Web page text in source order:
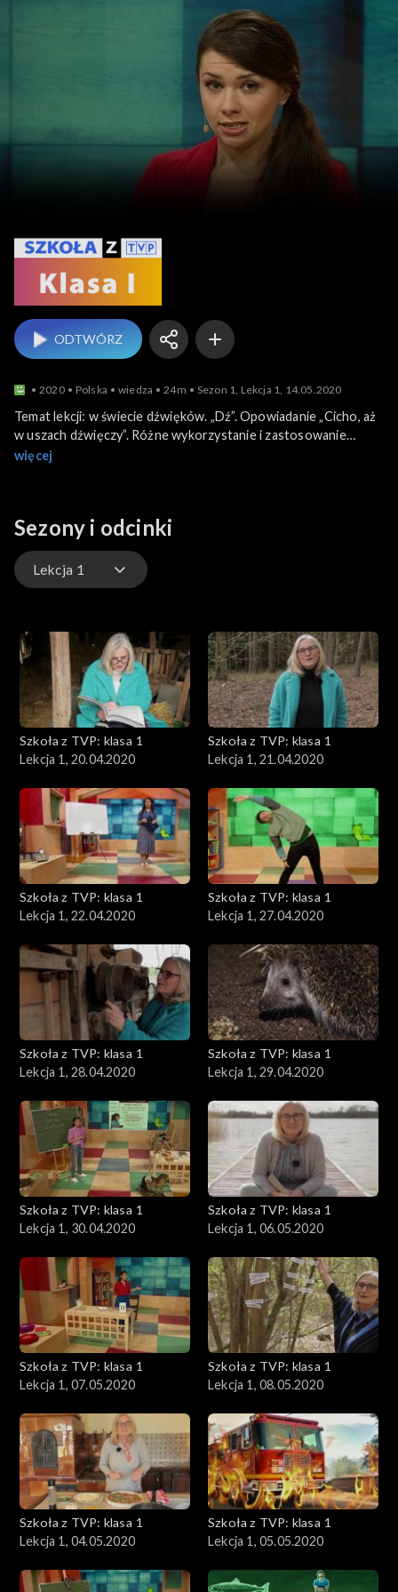
Szkoła z TVP: klasa 1
ODTWÓRZ
2020 Polska wiedza 24m Sezon 1, Lekcja 1, 14.05.2020
Temat lekcji: w świecie dźwięków. „Dź”. Opowiadanie „Cicho, aż
w uszach dźwięczy”. Różne wykorzystanie i zastosowanie
dzwonków w codziennym życiu. Hałas. Szkodliwy wpływ hałasu.
więcej
Sezony i odcinki
Lekcja 1
Lekcja 2
Lekcja 3
Szkoła z TVP: klasa 1
Lekcja 1, 20.04.2020
Szkoła z TVP: klasa 1
Lekcja 1, 21.04.2020
Szkoła z TVP: klasa 1
Lekcja 1, 22.04.2020
Szkoła z TVP: klasa 1
Lekcja 1, 27.04.2020
Szkoła z TVP: klasa 1
Lekcja 1, 28.04.2020
Szkoła z TVP: klasa 1
Lekcja 1, 29.04.2020
Szkoła z TVP: klasa 1
Lekcja 1, 30.04.2020
Szkoła z TVP: klasa 1
Lekcja 1, 06.05.2020
Szkoła z TVP: klasa 1
Lekcja 1, 07.05.2020
Szkoła z TVP: klasa 1
Lekcja 1, 08.05.2020
Szkoła z TVP: klasa 1
Lekcja 1, 04.05.2020
Szkoła z TVP: klasa 1
Lekcja 1, 05.05.2020